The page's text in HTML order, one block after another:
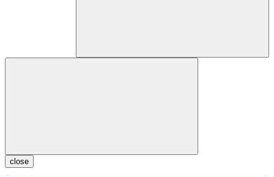
close